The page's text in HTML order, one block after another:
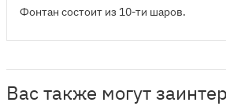
Фонтан состоит из 10-ти шаров.
Вас также могут